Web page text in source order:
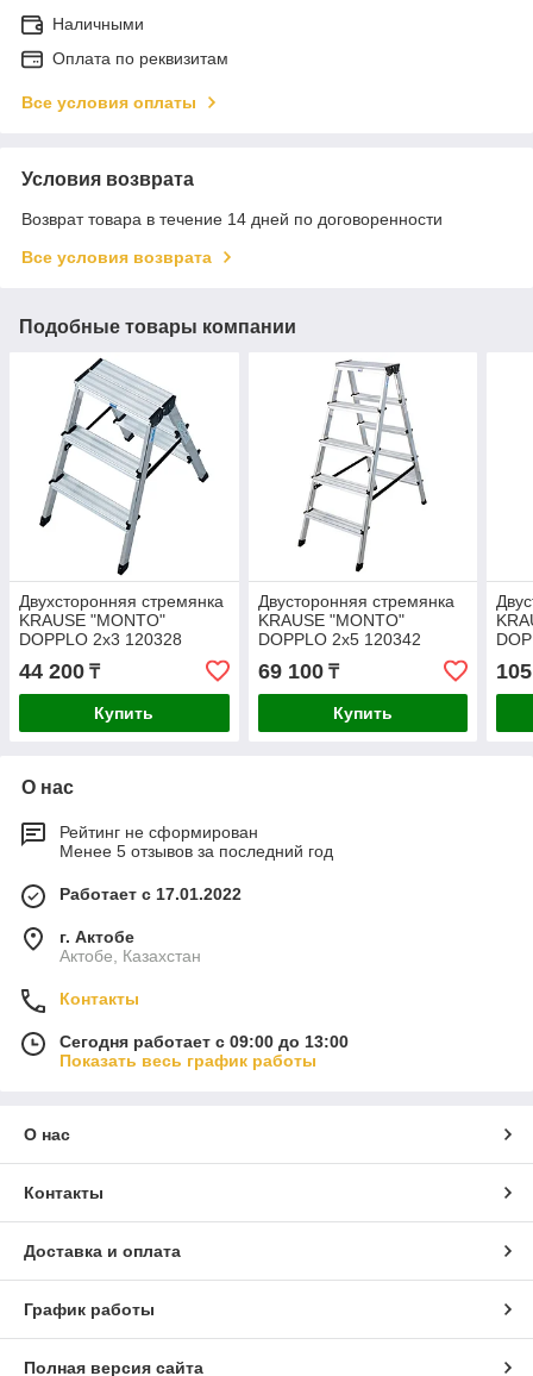
Наличными
Оплата по реквизитам
Все условия оплаты
Условия возврата
Возврат товара в течение 14 дней по договоренности
Все условия возврата
Подобные товары компании
Двухсторонняя стремянка
KRAUSE "MONTO"
DOPPLO 2х3 120328
44 200 ₸
Купить
Двусторонняя стремянка
KRAUSE "MONTO"
DOPPLO 2х5 120342
69 100₸
Купить
О нас
Рейтинг не сформирован
Менее 5 отзывов за последний год
Работает с 17.01.2022
г. Актобе
Актобе, Казахстан
Контакты
Сегодня работает с 09:00 до 13:00
Показать весь график работы
О нас
Контакты
Доставка и оплата
График работы
Полная версия сайта